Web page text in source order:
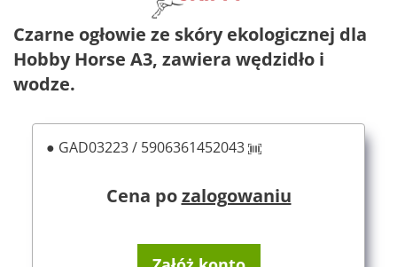
Czarne ogłowie ze skóry ekologicznej dla
Hobby Horse A3, zawiera wędzidło i
wodze.
● GAD03223 / 5906361452043
Cena pozalogowaniu